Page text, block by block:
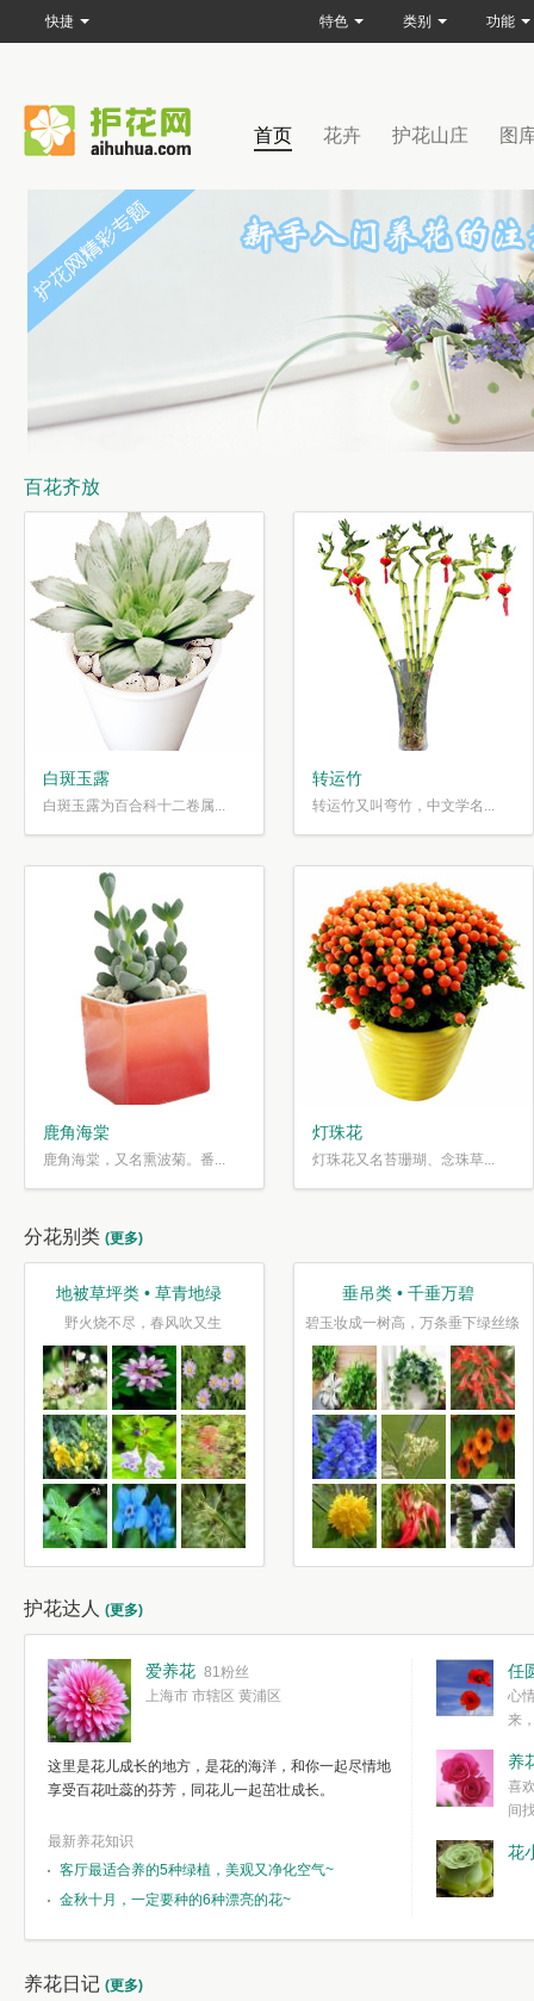
首页 花卉 护花山庄 图
百花齐放
白斑玉露
白斑玉露为百合科十二卷属...
转运竹
转运竹又叫弯竹，中文学名...
鹿角海棠
鹿角海棠，又名熏波菊。番...
灯珠花
灯珠花又名苔珊瑚、念珠草...
分花别类 (更多)
地被草坪类 • 草青地绿
野火烧不尽，春风吹又生
垂吊类 • 千垂万碧
碧玉妆成一树高，万条垂下绿丝绦
护花达人 (更多)
爱养花 81粉丝
上海市 市辖区 黄浦区
这里是花儿成长的地方，是花的海洋，和你一起尽情地
享受百花吐蕊的芬芳，同花儿一起茁壮成长。
最新养花知识
客厅最适合养的5种绿植，美观又净化空气~
金秋十月，一定要种的6种漂亮的花~
任
心
来
简单愉快的心
我们自己复杂
养
喜
间
花
养花日记 (更多)
快捷 特色 类别 功能